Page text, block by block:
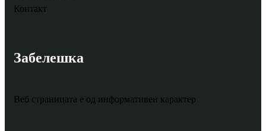
Контакт
Забелешка
Веб страницата е од информативен карактер